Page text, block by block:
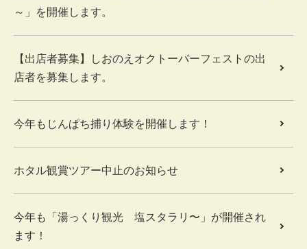
～」を開催します。
【出店者募集】しおのえオクトーバーフェストの出
店者を募集します。
今年もじんぱち捕り体験を開催します！
ホタル観賞ツアー中止のお知らせ
今年も「湯っくり観光 塩スタラリ〜」が開催され
ます！